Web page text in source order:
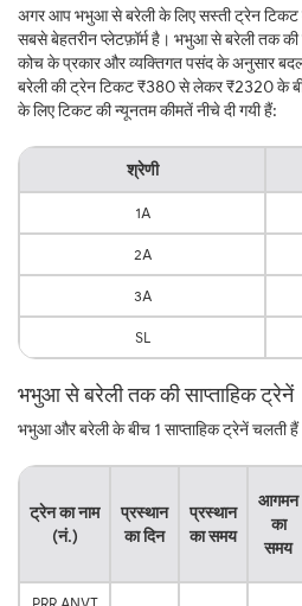
अगर आप भभुआ से बरेली के लिए सस्ती ट्रेन
सबसे बेहतरीन प्लेटफ़ॉर्म है। भभुआ से बरेली तक की
कोच के प्रकार और व्यक्तिगत पसंद के अनुसार
बरेली की ट्रेन टिकट ₹380 से लेकर ₹2320 के
के लिए टिकट की न्यूनतम कीमतें नीचे दी गयी हैं:
श्रेणी
1A
2A
3A
SL
भभुआ से बरेली तक की साप्ताहिक ट्रेनें
भभुआ और बरेली के बीच 1 साप्ताहिक ट्रेनें चलती
ट्रेन का नाम
(नं.)
प्रस्थान
का दिन
प्रस्थान
का समय
आगमन
का
समय